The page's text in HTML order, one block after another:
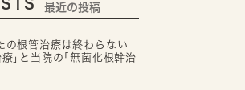
最近の投稿
の根管治療は終わらない
｣と当院の｢無菌化根幹治